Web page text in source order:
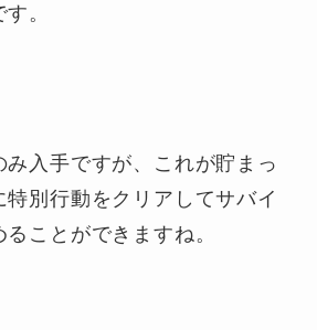
。
入手ですが、これが貯まっ
別行動をクリアしてサバイ
ことができますね。